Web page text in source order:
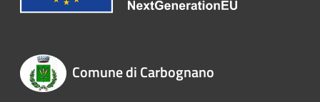
Comune di Carbognano